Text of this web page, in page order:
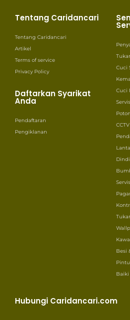
Tentang Caridancari
Tentang Caridancari
Artikel
Terms of service
Privacy Policy
Daftarkan Syarikat
Anda
Pendaftaran
Pengiklanan
Cuci
Cuci
CCTV
Besi
Hubungi Caridancari.com